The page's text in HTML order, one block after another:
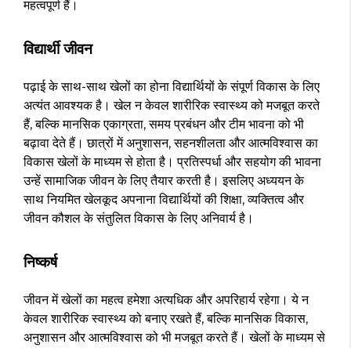
महत्वपूर्ण हैं।
विद्यार्थी जीवन
पढ़ाई के साथ-साथ खेलों का होना विद्यार्थियों के संपूर्ण विकास के लिए
अत्यंत आवश्यक है। खेल न केवल शारीरिक स्वास्थ्य को मजबूत करते
हैं, बल्कि मानसिक एकाग्रता, समय प्रबंधन और टीम भावना को भी
बढ़ावा देते हैं। छात्रों में अनुशासन, सहनशीलता और आत्मविश्वास का
विकास खेलों के माध्यम से होता है। प्रतिस्पर्धा और सहयोग की भावना
उन्हें सामाजिक जीवन के लिए तैयार करती है। इसलिए अध्ययन के
साथ नियमित खेलकूद अपनाना विद्यार्थियों की शिक्षा, व्यक्तित्व और
जीवन कौशल के संतुलित विकास के लिए अनिवार्य है।
निष्कर्ष
जीवन में खेलों का महत्व हमेशा अत्यधिक और अपरिहार्य रहेगा। ये न
केवल शारीरिक स्वास्थ्य को बनाए रखते हैं, बल्कि मानसिक विकास,
अनुशासन और आत्मविश्वास को भी मजबूत करते हैं। खेलों के माध्यम से